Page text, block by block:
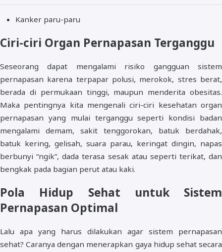
Kanker paru-paru
Ciri-ciri Organ Pernapasan Terganggu
Seseorang dapat mengalami risiko gangguan sistem
pernapasan karena terpapar polusi, merokok, stres berat,
berada di permukaan tinggi, maupun menderita obesitas.
Maka pentingnya kita mengenali ciri-ciri kesehatan organ
pernapasan yang mulai terganggu seperti kondisi badan
mengalami demam, sakit tenggorokan, batuk berdahak,
batuk kering, gelisah, suara parau, keringat dingin, napas
berbunyi “ngik”, dada terasa sesak atau seperti terikat, dan
bengkak pada bagian perut atau kaki.
Pola Hidup Sehat untuk Sistem
Pernapasan Optimal
Lalu apa yang harus dilakukan agar sistem pernapasan
sehat? Caranya dengan menerapkan gaya hidup sehat secara